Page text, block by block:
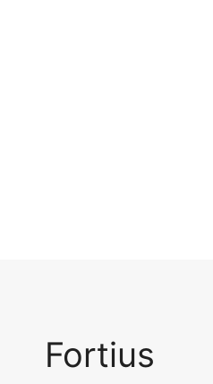
Fortius